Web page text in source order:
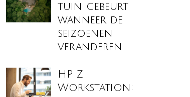
tuin gebeurt
wanneer de
seizoenen
veranderen
HP Z
Workstation: